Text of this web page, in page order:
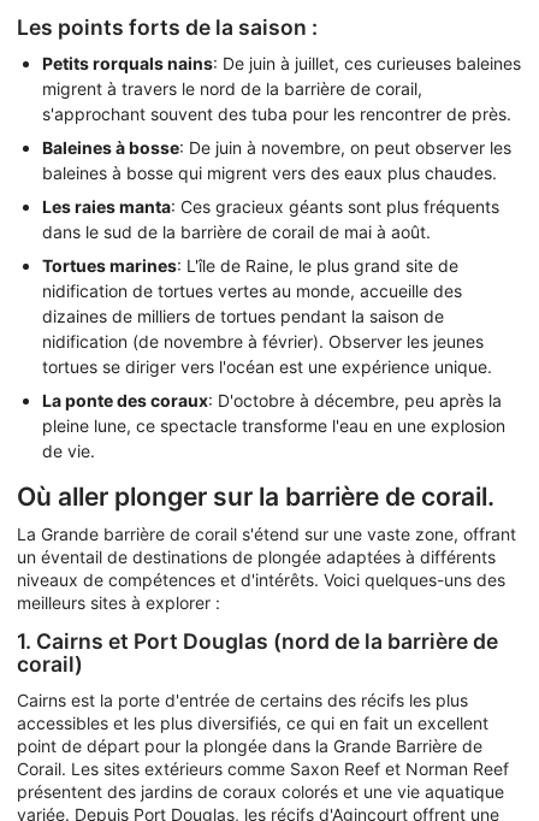
Les points forts de la saison :
Petits rorquals nains: De juin à juillet, ces curieuses baleines
migrent à travers le nord de la barrière de corail,
s'approchant souvent des tuba pour les rencontrer de près.
Baleines à bosse: De juin à novembre, on peut observer les
baleines à bosse qui migrent vers des eaux plus chaudes.
Les raies manta: Ces gracieux géants sont plus fréquents
dans le sud de la barrière de corail de mai à août.
Tortues marines: L'île de Raine, le plus grand site de
nidification de tortues vertes au monde, accueille des
dizaines de milliers de tortues pendant la saison de
nidification (de novembre à février). Observer les jeunes
tortues se diriger vers l'océan est une expérience unique.
La ponte des coraux: D'octobre à décembre, peu après la
pleine lune, ce spectacle transforme l'eau en une explosion
de vie.
Où aller plonger sur la barrière de corail.
La Grande barrière de corail s'étend sur une vaste zone, offrant
un éventail de destinations de plongée adaptées à différents
niveaux de compétences et d'intérêts. Voici quelques-uns des
meilleurs sites à explorer :
1. Cairns et Port Douglas (nord de la barrière de
corail)
Cairns est la porte d'entrée de certains des récifs les plus
accessibles et les plus diversifiés, ce qui en fait un excellent
point de départ pour la plongée dans la Grande Barrière de
Corail. Les sites extérieurs comme Saxon Reef et Norman Reef
présentent des jardins de coraux colorés et une vie aquatique
variée. Depuis Port Douglas, les récifs d'Agincourt offrent une